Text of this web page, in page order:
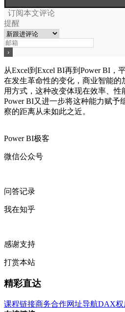
订阅本文评论
提醒
从Excel到Excel BI再到Power BI，
在发生革命性的变化，商业智能的
用方式，这种改变体现在效率、
Power BI又进一步将这种能力赋予
察的距离从未如此之近。
Power BI极客
微信公众号
问答记录
我在知乎
感谢支持
打赏本站
精彩直达
课程链接商务合作网址导航DAX权